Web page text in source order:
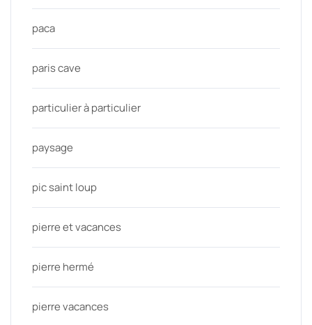
paca
paris cave
particulier à particulier
paysage
pic saint loup
pierre et vacances
pierre hermé
pierre vacances